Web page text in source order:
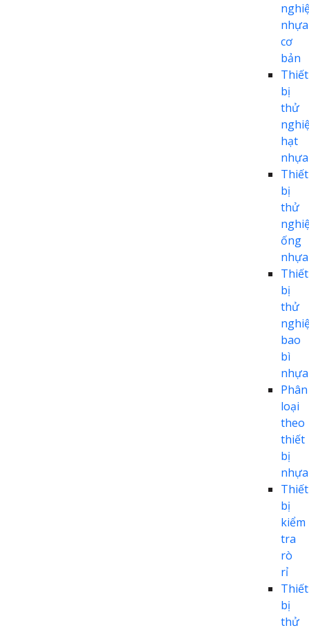
nhựa
cơ
bản
Thiết
bị
thử
hạt
nhựa
Thiết
bị
thử
ống
nhựa
Thiết
bị
thử
bao
bì
nhựa
Phân
loại
theo
thiết
bị
nhựa
Thiết
bị
kiểm
tra
rò
rỉ
Thiết
bị
thử